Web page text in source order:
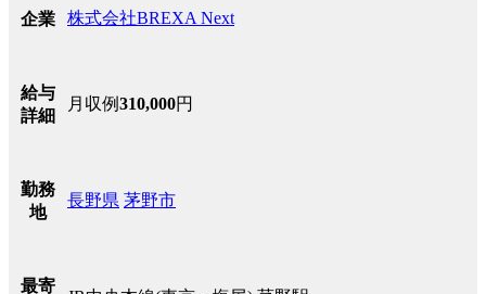
企業 株式会社BREXA Next
給与
詳細
月収例310,000円
勤務
地
長野県 茅野市
最寄